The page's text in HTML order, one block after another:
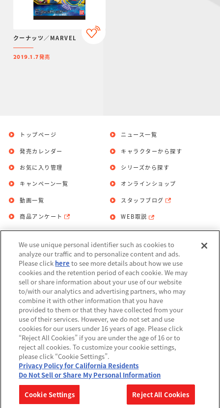
クーナッツ／MARVEL
2019.1.7発売
トップページ
発売カレンダー
お気に入り管理
ニュース一覧
キャラクターから探す
シリーズから探す
キャンペーン一覧
動画一覧
商品アンケート
オンラインショップ
スタッフブログ
WEB取説
お問い合わせ 個人情報保護方針
利用規約
Do Not Sell or Share My Personal
Information
アレルギー情報
©BANDAI
▼コピーライト一覧を表示する
We use unique personal identifier such as cookies to
analyze our traffic and to personalize content and ads.
Please click here to see more details about how we use
cookies and the retention period of each cookie. We may
sell or share information about your use of our website
to/with our analytics and advertising partners, who may
combine it with other information that you have
provided to them or that they have collected from your
use of their services. However, we do not set and use
cookies for our users under 16 years of age. Please click
“Reject All Cookies” if you are under the age of 16 or to
reject all cookies. To customize your cookie settings,
please click “Cookie Settings”.
Privacy Policy for California Residents
Do Not Sell or Share My Personal Information
Cookie Settings Reject All Cookies